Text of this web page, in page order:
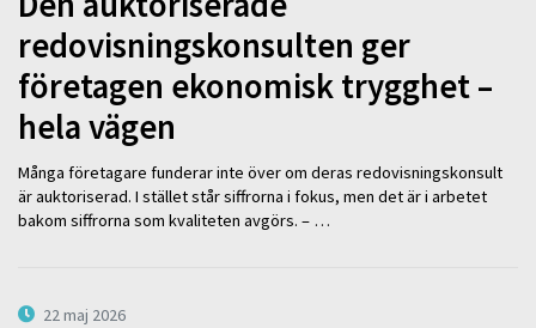
redovisningskonsulten ger
företagen ekonomisk trygghet –
hela vägen
Många företagare funderar inte över om deras redovisningskonsult
är auktoriserad. I stället står siffrorna i fokus, men det är i arbetet
bakom siffrorna som kvaliteten avgörs. – …
22 maj 2026